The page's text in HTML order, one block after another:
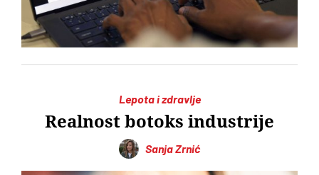
Lepota i zdravlje
Realnost botoks industrije
Sanja Zrnić